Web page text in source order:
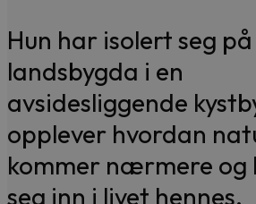
Hun har isolert seg på
landsbygda i en
avsidesliggende
opplever hvordan
kommer nærmere og
seg inn i livet hennes.